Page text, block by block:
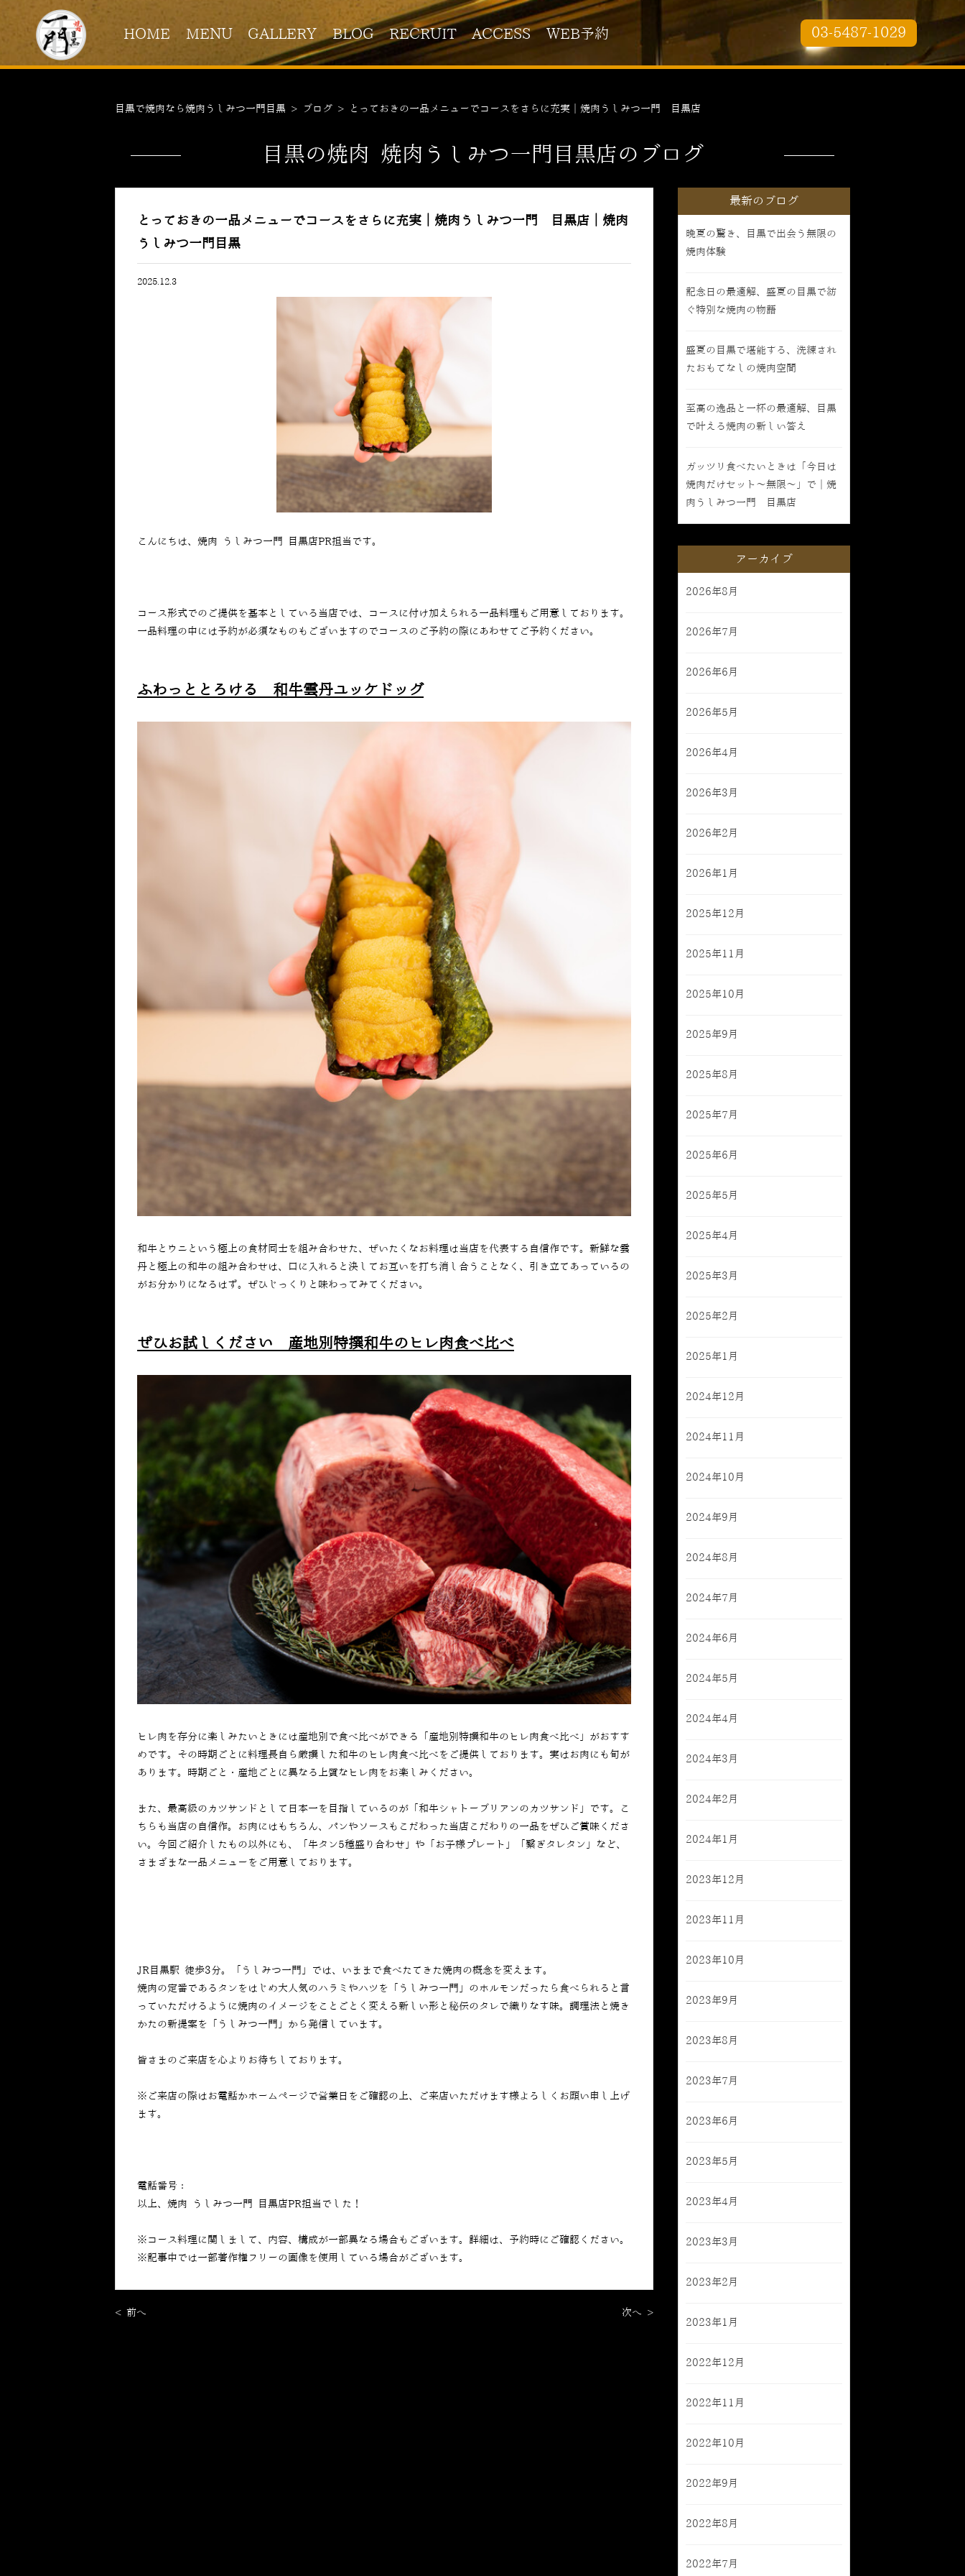
HOME MENU GALLERY BLOG RECRUIT ACCESS WEB予約 03-5487-1029
目黒で焼肉なら焼肉うしみつ一門目黒 > ブログ > とっておきの一品メニューでコースをさらに充実｜焼肉うしみつ一門 目黒店
目黒の焼肉 焼肉うしみつ一門目黒店のブログ
とっておきの一品メニューでコースをさらに充実｜焼肉うしみつ一門 目黒店｜焼肉
うしみつ一門目黒
2025.12.3
こんにちは、焼肉 うしみつ一門 目黒店PR担当です。
コース形式でのご提供を基本としている当店では、コースに付け加えられる一品料理もご用意しております。
一品料理の中には予約が必須なものもございますのでコースのご予約の際にあわせてご予約ください。
ふわっととろける 和牛雲丹ユッケドッグ
和牛とウニという極上の食材同士を組み合わせた、ぜいたくなお料理は当店を代表する自信作です。新鮮な雲
丹と極上の和牛の組み合わせは、口に入れると決してお互いを打ち消し合うことなく、引き立てあっているの
がお分かりになるはず。ぜひじっくりと味わってみてください。
ぜひお試しください 産地別特撰和牛のヒレ肉食べ比べ
ヒレ肉を存分に楽しみたいときには産地別で食べ比べができる「産地別特撰和牛のヒレ肉食べ比べ」がおすす
めです。その時期ごとに料理長自ら厳撰した和牛のヒレ肉食べ比べをご提供しております。実はお肉にも旬が
あります。時期ごと・産地ごとに異なる上質なヒレ肉をお楽しみください。
また、最高級のカツサンドとして日本一を目指しているのが「 和牛シャトーブリアンのカツサンド 」です。こ
ちらも当店の自信作。お肉にはもちろん、パンやソースもこだわった当店こだわりの一品をぜひご賞味くださ
い。今回ご紹介したもの以外にも、「 牛タン5種盛り合わせ 」や「 お子様プレート 」「 繋ぎタレタン 」など、
さまざまな一品メニューをご用意しております。
JR目黒駅 徒歩3分。「うしみつ一門」では、いままで食べたてきた焼肉の概念を変えます。
焼肉の定番であるタンをはじめ大人気のハラミやハツを「うしみつ一門」のホルモンだったら食べられると言
っていただけるように焼肉のイメージをことごとく変える新しい形と秘伝のタレで織りなす味。調理法と焼き
かたの新提案を「うしみつ一門」から発信しています。
皆さまのご来店を心よりお待ちしております。
※ご来店の際はお電話かホームページで営業日をご確認の上、ご来店いただけます様よろしくお願い申し上げ
ます。
電話番号：
以上、焼肉 うしみつ一門 目黒店PR担当でした！
※コース料理に関しまして、内容、構成が一部異なる場合もございます。詳細は、予約時にご確認ください。
※記事中では一部著作権フリーの画像を使用している場合がございます。
< 前へ 次へ >
最新のブログ
晩夏の驚き、目黒で出会う無限の
焼肉体験
記念日の最適解、盛夏の目黒で紡
ぐ特別な焼肉の物語
盛夏の目黒で堪能する、洗練され
たおもてなしの焼肉空間
至高の逸品と一杯の最適解、目黒
で叶える焼肉の新しい答え
ガッツリ食べたいときは「今日は
焼肉だけセット〜無限〜」で｜焼
肉うしみつ一門 目黒店
アーカイブ
2026年8月
2026年7月
2026年6月
2026年5月
2026年4月
2026年3月
2026年2月
2026年1月
2025年12月
2025年11月
2025年10月
2025年9月
2025年8月
2025年7月
2025年6月
2025年5月
2025年4月
2025年3月
2025年2月
2025年1月
2024年12月
2024年11月
2024年10月
2024年9月
2024年8月
2024年7月
2024年6月
2024年5月
2024年4月
2024年3月
2024年2月
2024年1月
2023年12月
2023年11月
2023年10月
2023年9月
2023年8月
2023年7月
2023年6月
2023年5月
2023年4月
2023年3月
2023年2月
2023年1月
2022年12月
2022年11月
2022年10月
2022年9月
2022年8月
2022年7月